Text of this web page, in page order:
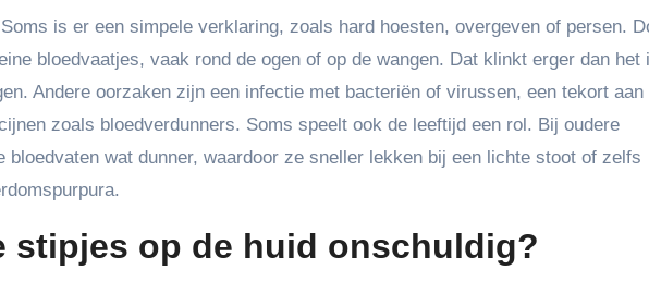
is er een simpele verklaring, zoals hard hoesten, overgeven of persen.
bloedvaatjes, vaak rond de ogen of op de wangen. Dat klinkt erger dan het
Andere oorzaken zijn een infectie met bacteriën of virussen, een tekort aan
zoals bloedverdunners. Soms speelt ook de leeftijd een rol. Bij oudere
bloedvaten wat dunner, waardoor ze sneller lekken bij een lichte stoot of zelfs
stipjes op de huid onschuldig?